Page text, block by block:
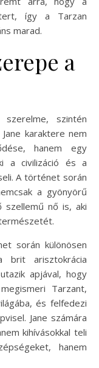
így a Tarzan
marad.
a
szintén
karaktere nem
hanem egy
a civilizáció és a
A történet során
a gyönyörű
szellemű nő is, aki
során különösen
brit arisztokrácia
apjával, hogy
Tarzant,
és felfedezi
Jane számára
kihívásokkal teli
hanem